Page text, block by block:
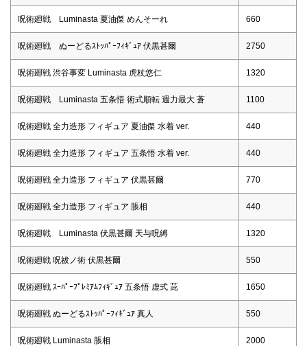
呪術廻戦 Luminasta 夏油傑 めんそーれ 660
呪術廻戦 ぬーどるｽﾄｯﾊﾟｰﾌｨｷﾞｭｱ 伏黒甚爾 2750
呪術廻戦 渋谷事変 Luminasta 虎杖悠仁 1320
呪術廻戦 Luminasta 五条悟 術式順転 週力最大 蒼 1100
呪術廻戦 全力造形 フィギュア 夏油傑 水着 ver. 440
呪術廻戦 全力造形 フィギュア 五条悟 水着 ver. 440
呪術廻戦 全力造形 フィギュア 伏黒甚爾 770
呪術廻戦 全力造形 フィギュア 脹相 440
呪術廻戦 Luminasta 伏黒甚爾 天与呪縛 1320
呪術廻戦 呪祓ノ術 伏黒甚爾 550
呪術廻戦 ｽｰﾊﾟｰﾌﾟﾚﾐｱﾑﾌｨｷﾞｭｱ 五条悟 虚式 茈 1650
呪術廻戦 ぬーどるｽﾄｯﾊﾟｰﾌｨｷﾞｭｱ 真人 550
呪術廻戦 Luminasta 脹相 2000